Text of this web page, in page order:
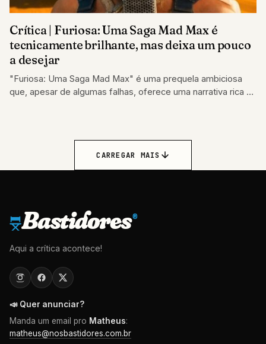
Crítica | Furiosa: Uma Saga Mad Max é
tecnicamente brilhante, mas deixa um pouco
a desejar
"Furiosa: Uma Saga Mad Max" é uma prequela ambiciosa
que, apesar de algumas falhas, oferece uma narrativa rica e
CARREGAR MAIS
Bastidores®
Aqui a crítica acontece!
📣 Quer anunciar?
Manda um email pro Matheus:
matheus@nosbastidores.com.br